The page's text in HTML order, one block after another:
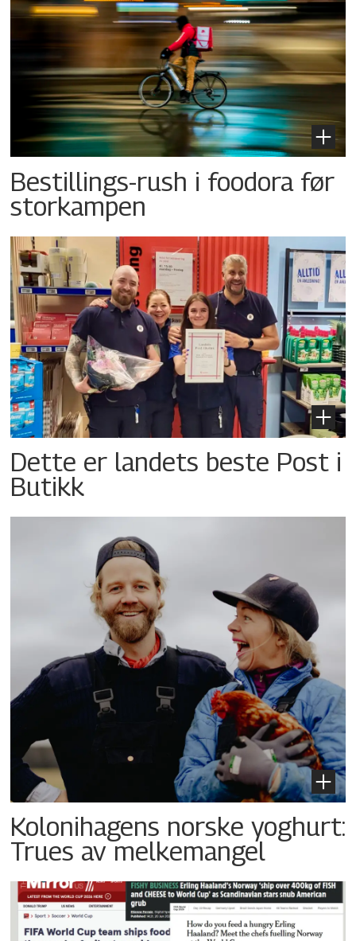
Bestillings-rush i foodora før
storkampen
Dette er landets beste Post i
Butikk
Kolonihagens norske yoghurt:
Trues av melkemangel